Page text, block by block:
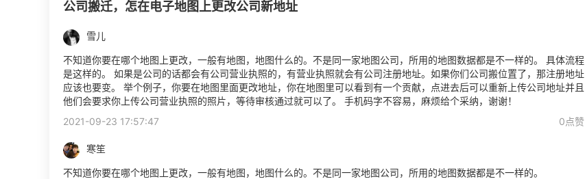
公司搬迁，怎在电子地图上更改公司新地址
雪儿
不知道你要在哪个地图上更改，一般有地图，地图什么的。不是同一家地图公司，所用的地图数据都是不一样的。 具体流程
是这样的。 如果是公司的话都会有公司营业执照的，有营业执照就会有公司注册地址。如果你们公司搬位置了，那注册地址
应该也要变。 举个例子，你要在地图里面更改地址，你在地图里可以看到有一个贡献，点进去后可以重新上传公司地址并且
他们会要求你上传公司营业执照的照片，等待审核通过就可以了。 手机码字不容易，麻烦给个采纳，谢谢！
2021-09-23 17:57:47
0点赞
寒笙
不知道你要在哪个地图上更改，一般有地图，地图什么的。不是同一家地图公司，所用的地图数据都是不一样的。